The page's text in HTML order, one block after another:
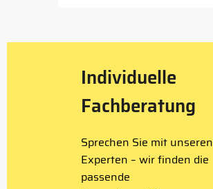
Individuelle
Fachberatung
Sprechen Sie mit unseren
Experten – wir finden die
passende